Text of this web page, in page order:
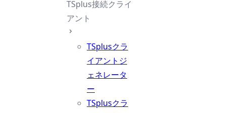
TSplus接続クライ
アント
TSplusクラ
イアントジ
ェネレータ
ー
TSplusクラ